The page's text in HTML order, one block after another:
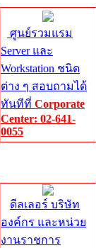
ศูนย์รวมแรม
Server และ
Workstation ชนิด
ต่าง ๆ สอบถามได้
ทันทีที่ Corporate
Center: 02-641-
0055
ดีลเลอร์ บริษัท
องค์กร และหน่วย
งานราชการ